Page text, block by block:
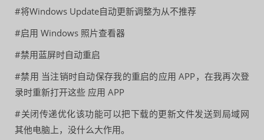
#将Windows Update自动更新调整为从不推荐
#启用 Windows 照片查看器
#禁用蓝屏时自动重启
#禁用 当注销时自动保存我的重启的应用 APP，在我再次登
录时重新打开这些 应用 APP
#关闭传递优化该功能可以把下载的更新文件发送到局域网
其他电脑上，没什么大作用。